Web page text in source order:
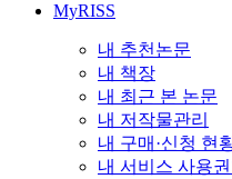
MyRISS
내 추천논문
내 책장
내 최근 본 논문
내 저작물관리
내 구매·신청 현
내 서비스 사용